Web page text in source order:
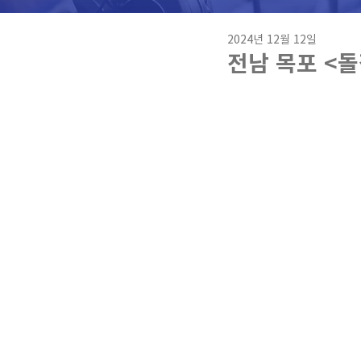
전남 목포 <
2024년 12월 12일